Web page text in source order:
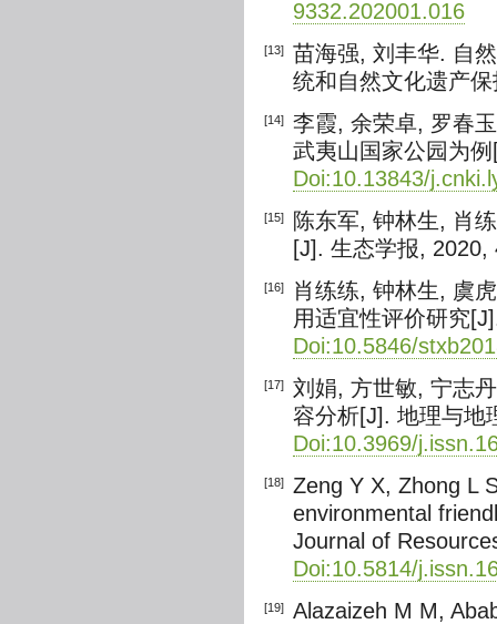
9332.202001.016
[13]
苗海强, 刘丰华. 自
统和自然文化遗产
[14]
李霞, 余荣卓, 罗春
武夷山国家公园为
Doi:10.13843/
[15]
陈东军, 钟林生, 肖
[J]. 生态学报,
[16]
肖练练, 钟林生, 虞
用适宜性评价研究
Doi:10.5846/
[17]
刘娟, 方世敏, 宁志
容分析[J]. 地理与地
Doi:10.3969/
[18]
Zeng Y X, Zhong L
environmental
Journal of
Doi:10.5814/
[19]
Alazaizeh M M,